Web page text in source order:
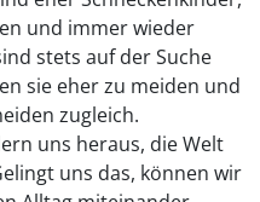
und immer wieder
stets auf der Suche
sie eher zu meiden und
zugleich.
uns heraus, die Welt
uns das, können wir